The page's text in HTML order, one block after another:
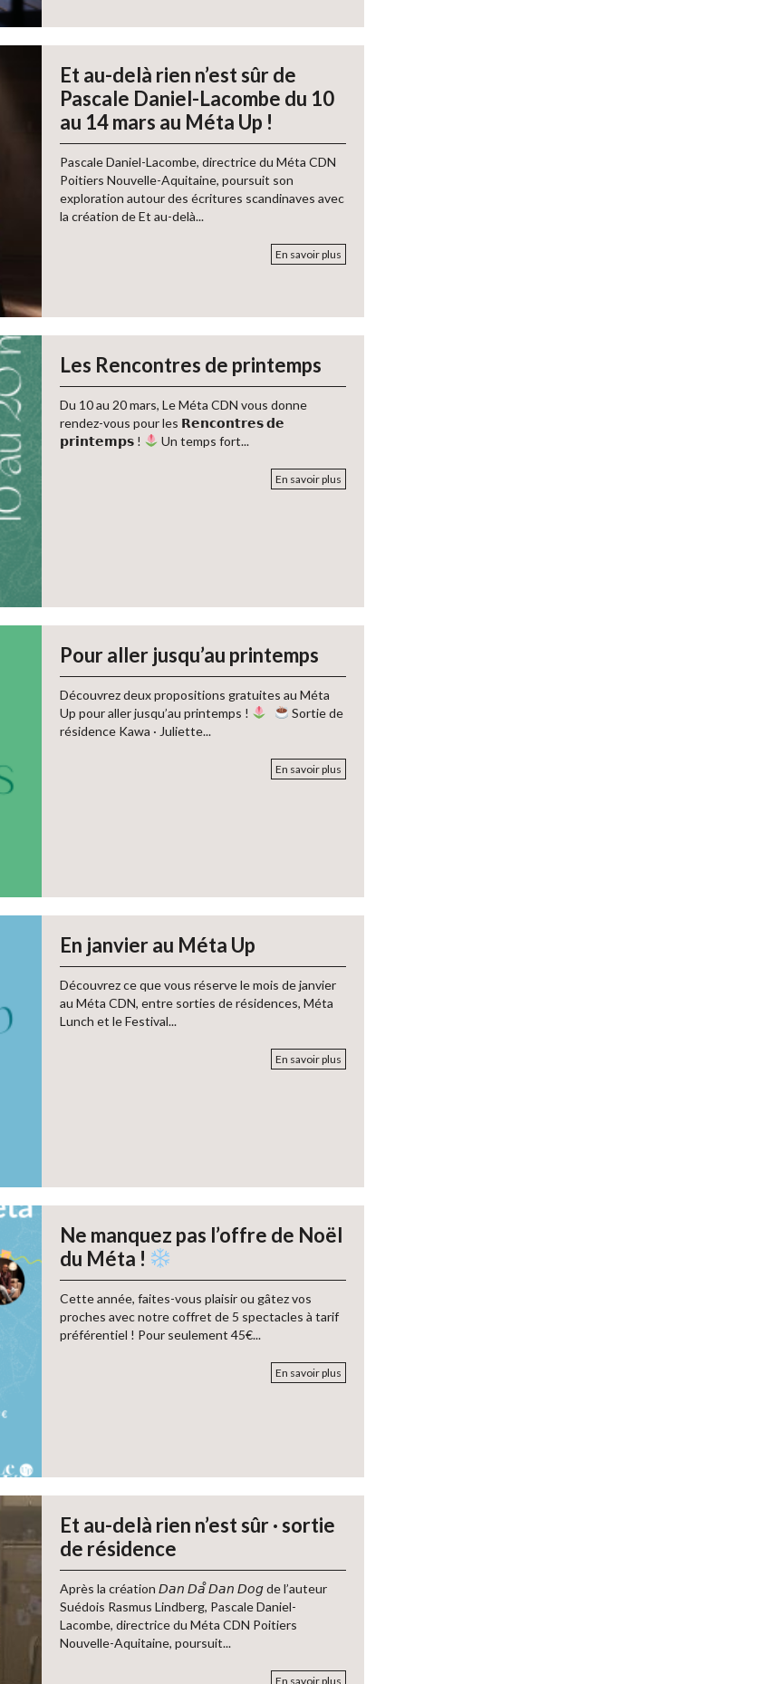
Et au-delà rien n’est sûr de
Pascale Daniel-Lacombe du 10
au 14 mars au Méta Up !
Pascale Daniel-Lacombe, directrice du Méta CDN
Poitiers Nouvelle-Aquitaine, poursuit son
exploration autour des écritures scandinaves avec
la création de Et au-delà...
En savoir plus
Les Rencontres de printemps
Du 10 au 20 mars, Le Méta CDN vous donne
rendez-vous pour les 𝗥𝗲𝗻𝗰𝗼𝗻𝘁𝗿𝗲𝘀 𝗱𝗲
𝗽𝗿𝗶𝗻𝘁𝗲𝗺𝗽𝘀 !
Un temps fort...
En savoir plus
Pour aller jusqu’au printemps
Découvrez deux propositions gratuites au Méta
Up pour aller jusqu’au printemps !
Sortie de
résidence Kawa · Juliette...
En savoir plus
En janvier au Méta Up
Découvrez ce que vous réserve le mois de janvier
au Méta CDN, entre sorties de résidences, Méta
Lunch et le Festival...
En savoir plus
Ne manquez pas l’offre de Noël
du Méta !
Cette année, faites-vous plaisir ou gâtez vos
proches avec notre coffret de 5 spectacles à tarif
préférentiel ! Pour seulement 45€...
En savoir plus
Et au-delà rien n’est sûr · sortie
de résidence
Après la création 𝘋𝘢𝘯 𝘋𝘢̊ 𝘋𝘢𝘯 𝘋𝘰𝘨 de l’auteur
Suédois Rasmus Lindberg, Pascale Daniel-
Lacombe, directrice du Méta CDN Poitiers
Nouvelle-Aquitaine, poursuit...
En savoir plus